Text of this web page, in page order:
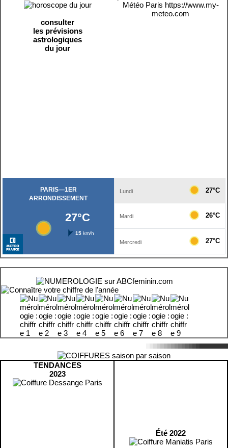
consulter
les prévisions
astrologiques
du jour
Météo Paris https://www.my-
meteo.com
TENDANCES
2023
Été 2022